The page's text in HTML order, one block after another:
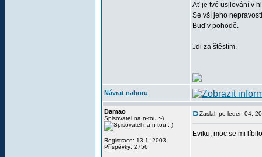
Ať je tvé usilování v
Se vší jeho
Buď v pohodě.
Jdi za štěstím.
Návrat nahoru
Damao
Spisovatel na n-tou :-)
Registrace: 13.1. 2003
Příspěvky: 2756
Zaslal: po leden 04,
Eviku, moc se mi